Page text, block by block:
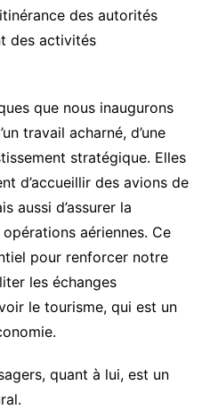
des autorités
des activités
que nous inaugurons
travail acharné, d’une
stratégique. Elles
d’accueillir des avions de
aussi d’assurer la
aériennes. Ce
pour renforcer notre
les échanges
le tourisme, qui est un
quant à lui, est un